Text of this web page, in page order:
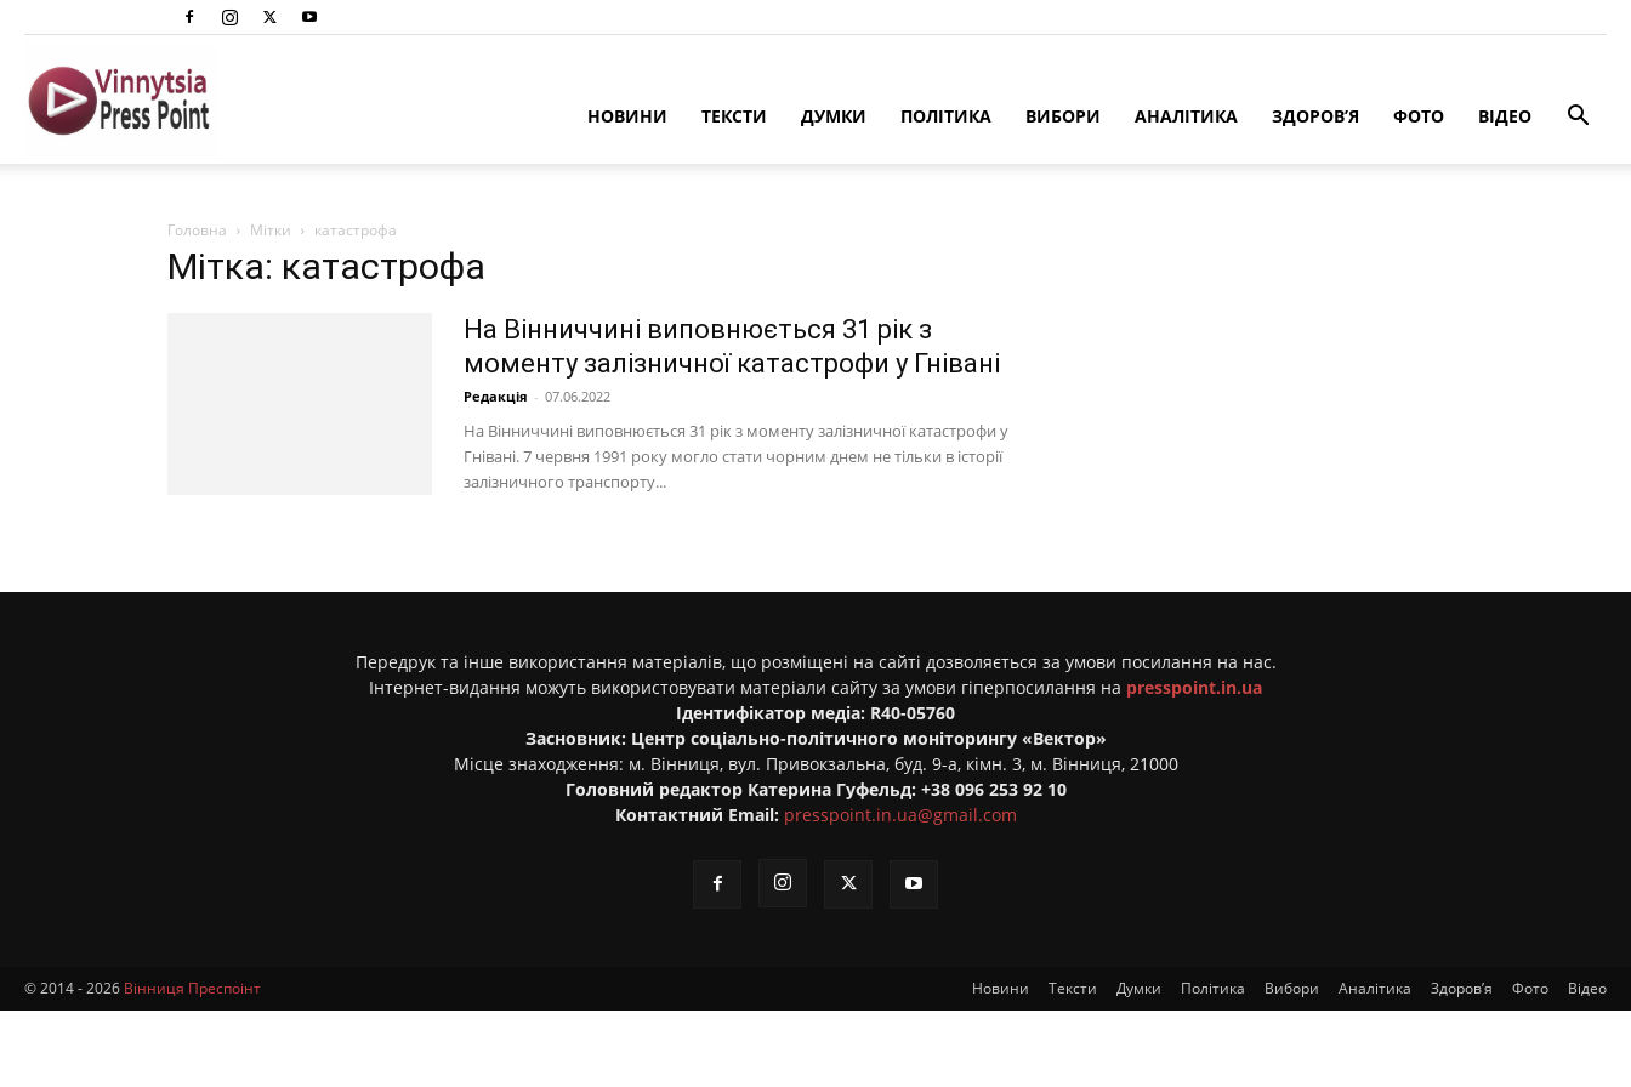
Преспоінт
НОВИНИ ТЕКСТИ ДУМКИ ПОЛІТИКА ВИБОРИ АНАЛІТИКА ЗДОРОВ’Я ФОТО ВІДЕО
Головна Мітки катастрофа
Мітка: катастрофа
На Вінниччині виповнюється 31 рік з
моменту залізничної катастрофи у Гнівані
Редакція - 07.06.2022
На Вінниччині виповнюється 31 рік з моменту залізничної катастрофи у
Гнівані. 7 червня 1991 року могло стати чорним днем не тільки в історії
залізничного транспорту...
Передрук та інше використання матеріалів, що розміщені на сайті дозволяється за умови посилання на нас.
Інтернет-видання можуть використовувати матеріали сайту за умови гіперпосилання на presspoint.in.ua
Ідентифікатор медіа: R40-05760
Засновник: Центр соціально-політичного моніторингу «Вектор»
Місце знаходження: м. Вінниця, вул. Привокзальна, буд. 9-а, кімн. 3, м. Вінниця, 21000
Головний редактор Катерина Гуфельд: +38 096 253 92 10
Контактний Email: presspoint.in.ua@gmail.com
Новини Тексти Думки Політика Вибори Аналітика Здоров’я Фото Відео
© 2014 - 2026 Вінниця Преспоінт